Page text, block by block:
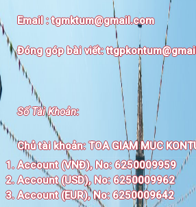
Email :tgmktum@gmail.com
Đóng góp bài viết:
Số Tài Khoản:
Chủ tài khoản:TOA GIAM MUC
Account (VNĐ), No: 6250009959
Account (USD), No: 6250009962
Account (EUR), No: 6250009642